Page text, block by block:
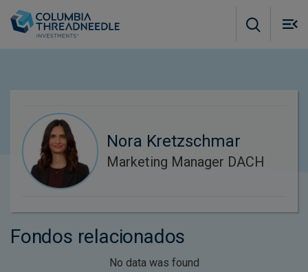
Nora Kretzschmar
Marketing Manager DACH
Fondos relacionados
No data was found